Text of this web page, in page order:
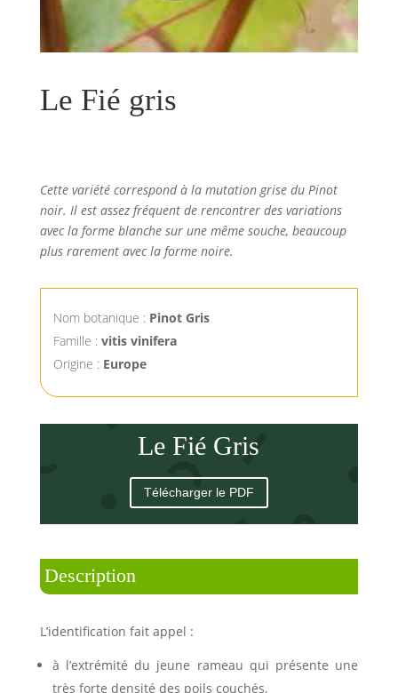
Le Fié gris
Cette variété correspond à la mutation grise du Pinot
noir. Il est assez fréquent de rencontrer des variations
avec la forme blanche sur une même souche, beaucoup
plus rarement avec la forme noire.
Nom botanique : Pinot Gris
Famille : vitis vinifera
Origine : Europe
Le Fié Gris
Télécharger le PDF
Description
L’identification fait appel :
à l’extrémité du jeune rameau qui présente une
très forte densité des poils couchés,